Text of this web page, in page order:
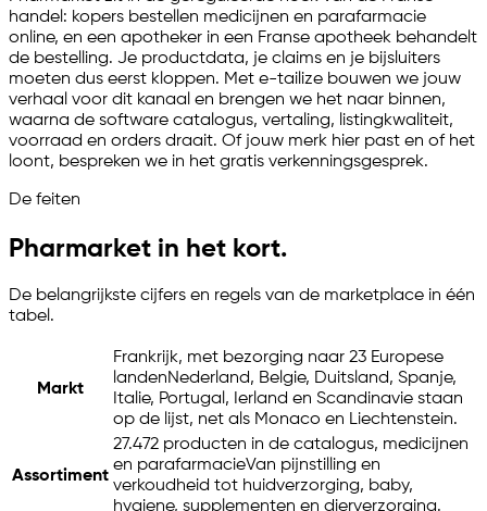
handel: kopers bestellen medicijnen en parafarmacie
online, en een apotheker in een Franse apotheek behandelt
de bestelling. Je productdata, je claims en je bijsluiters
moeten dus eerst kloppen. Met e-tailize bouwen we jouw
verhaal voor dit kanaal en brengen we het naar binnen,
waarna de software catalogus, vertaling, listingkwaliteit,
voorraad en orders draait. Of jouw merk hier past en of het
loont, bespreken we in het gratis verkenningsgesprek.
De feiten
Pharmarket in het kort.
De belangrijkste cijfers en regels van de marketplace in één
tabel.
Markt
Frankrijk, met bezorging naar 23 Europese
landenNederland, Belgie, Duitsland, Spanje,
Italie, Portugal, Ierland en Scandinavie staan
op de lijst, net als Monaco en Liechtenstein.
Assortiment
27.472 producten in de catalogus, medicijnen
en parafarmacieVan pijnstilling en
verkoudheid tot huidverzorging, baby,
hygiene, supplementen en dierverzorging.